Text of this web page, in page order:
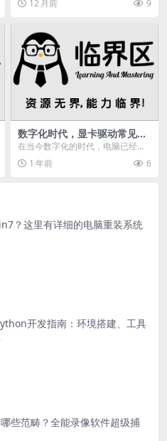
在日常生活、学习和工...
12 月前 9
数字化时代，显卡驱动常见问
题频发，究竟如何解决？
在当今数字化的时代，电脑已经成
为我们生活和工作中不可缺少的工
具。而显卡作为电脑的...
1 年前 6
？这里有详细的电脑重装系统
开发指南：环境搭建、工具
些范畴？全能录像软件超级捕